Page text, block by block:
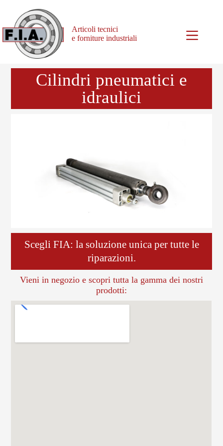
Articoli tecnici
e forniture industriali
Cilindri pneumatici e
idraulici
Scegli FIA: la soluzione unica per tutte le
riparazioni.
Vieni in negozio e scopri tutta la gamma dei nostri
prodotti: